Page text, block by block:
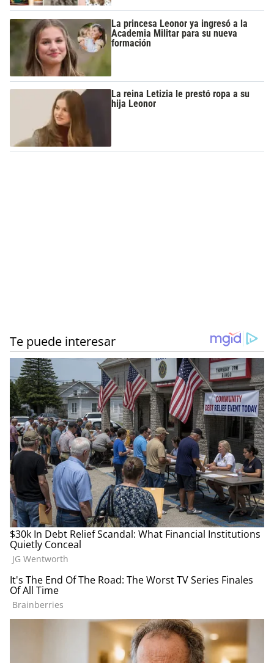
La princesa Leonor ya ingresó a la
Academia Militar para su nueva
formación
La reina Letizia le prestó ropa a su
hija Leonor